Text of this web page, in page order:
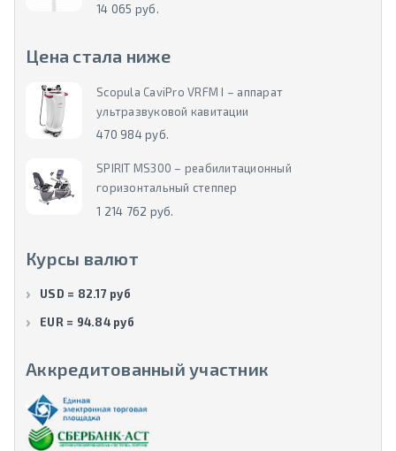
14 065 руб.
Цена стала ниже
Scopula CaviPro VRFM I – аппарат
ультразвуковой кавитации
470 984 руб.
SPIRIT MS300 – реабилитационный
горизонтальный степпер
1 214 762 руб.
Курсы валют
USD = 82.17 руб
EUR = 94.84 руб
Аккредитованный участник